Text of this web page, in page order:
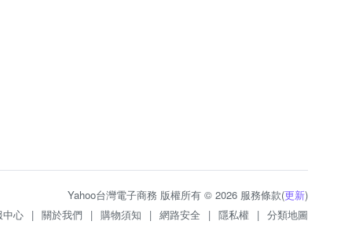
Yahoo台灣電子商務 版權所有 © 2026 服務條款(更新)
中心 | 關於我們 | 購物須知 | 網路安全 | 隱私權 | 分類地圖